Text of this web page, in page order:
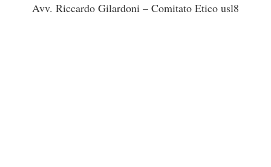
Avv. Riccardo Gilardoni – Comitato Etico usl8